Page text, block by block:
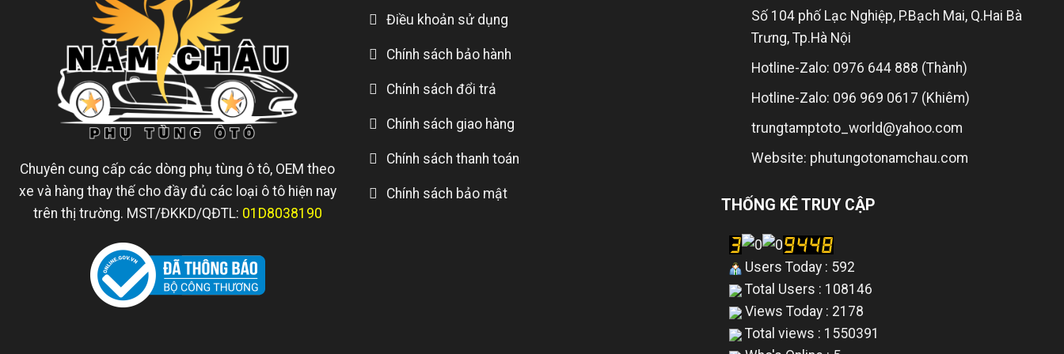
Chuyên cung cấp các dòng phụ tùng ô tô, OEM theo
xe và hàng thay thế cho đầy đủ các loại ô tô hiện nay
trên thị trường. MST/ĐKKD/QĐTL: 01D8038190
Điều khoản sử dụng
Chính sách bảo hành
Chính sách đổi trả
Chính sách giao hàng
Chính sách thanh toán
Chính sách bảo mật
Số 104 phố Lạc Nghiệp, P.Bạch Mai, Q.Hai Bà
Trưng, Tp.Hà Nội
Hotline-Zalo: 0976 644 888 (Thành)
Hotline-Zalo: 096 969 0617 (Khiêm)
trungtamptoto_world@yahoo.com
Website: phutungotonamchau.com
THỐNG KÊ TRUY CẬP
Users Today : 592
Total Users : 108146
Views Today : 2178
Total views : 1550391